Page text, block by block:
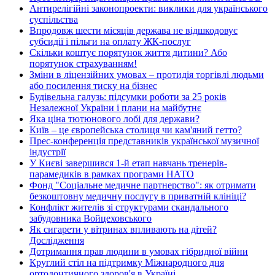
Антирелігійні законопроекти: виклики для українського
суспільства
Впродовж шести місяців держава не відшкодовує
субсидії і пільги на оплату ЖК-послуг
Скільки коштує порятунок життя дитини? Або
порятунок страхуванням!
Зміни в ліцензійних умовах – протидія торгівлі людьми
або посилення тиску на бізнес
Будівельна галузь: підсумки роботи за 25 років
Незалежної України і плани на майбутнє
Яка ціна тютюнового лобі для держави?
Київ – це європейська столиця чи кам'яний гетто?
Прес-конференція представників української музичної
індустрії
У Києві завершився 1-й етап навчань тренерів-
парамедиків в рамках програми НАТО
Фонд "Соціальне медичне партнерство": як отримати
безкоштовну медичну послугу в приватній клініці?
Конфлікт жителів зі структурами скандального
забудовника Войцеховського
Як сигарети у вітринах впливають на дітей?
Дослідження
Дотримання прав людини в умовах гібридної війни
Круглий стіл на підтримку Міжнародного дня